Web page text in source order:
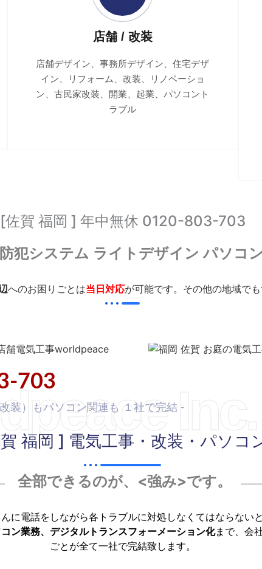
店舗 / 改装
店舗デザイン、事務所デザイン、住宅デザ
イン、リフォーム、改装、リノベーショ
ン、古民家改装、開業、起業、パソコント
ラブル
[佐賀 福岡 ] 年中無休 0120-803-703
犯システム ライトデザイン パソコ
へのお困りごとは当日対応が可能です。その他の地域でも
Inc.
703
装）もパソコン関連も １社で完結 -
福岡 ] 電気工事・改装・パソコ
全部できるのが、<強み>です。
に電話をしながら各トラブルに対処しなくてはならないと
ン業務、デジタルトランスフォーメーション化まで、会
ごとが全て一社で完結致します。